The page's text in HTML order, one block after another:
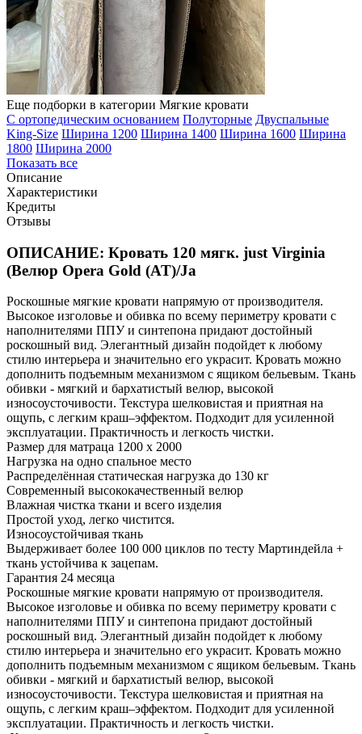
Еще подборки в категории Мягкие кровати
С ортопедическим основанием Полуторные Двуспальные
King-Size Ширина 1200 Ширина 1400 Ширина 1600 Ширина
1800 Ширина 2000
Показать все
Описание
Характеристики
Кредиты
Отзывы
ОПИСАНИЕ: Кровать 120 мягк. just Virginia
(Велюр Opera Gold (AT)/Ja
Роскошные мягкие кровати напрямую от производителя.
Высокое изголовье и обивка по всему периметру кровати с
наполнителями ППУ и синтепона придают достойный
роскошный вид. Элегантный дизайн подойдет к любому
стилю интерьера и значительно его украсит. Кровать можно
дополнить подъемным механизмом с ящиком бельевым. Ткань
обивки - мягкий и бархатистый велюр, высокой
износоусточивости. Текстура шелковистая и приятная на
ощупь, с легким краш–эффектом. Подходит для усиленной
эксплуатации. Практичность и легкость чистки.
Размер для матраца 1200 x 2000
Нагрузка на одно спальное место
Распределённая статическая нагрузка до 130 кг
Современный высококачественный велюр
Влажная чистка ткани и всего изделия
Простой уход, легко чистится.
Износоустойчивая ткань
Выдерживает более 100 000 циклов по тесту Мартиндейла +
ткань устойчива к зацепам.
Гарантия 24 месяца
Роскошные мягкие кровати напрямую от производителя.
Высокое изголовье и обивка по всему периметру кровати с
наполнителями ППУ и синтепона придают достойный
роскошный вид. Элегантный дизайн подойдет к любому
стилю интерьера и значительно его украсит. Кровать можно
дополнить подъемным механизмом с ящиком бельевым. Ткань
обивки - мягкий и бархатистый велюр, высокой
износоусточивости. Текстура шелковистая и приятная на
ощупь, с легким краш–эффектом. Подходит для усиленной
эксплуатации. Практичность и легкость чистки.